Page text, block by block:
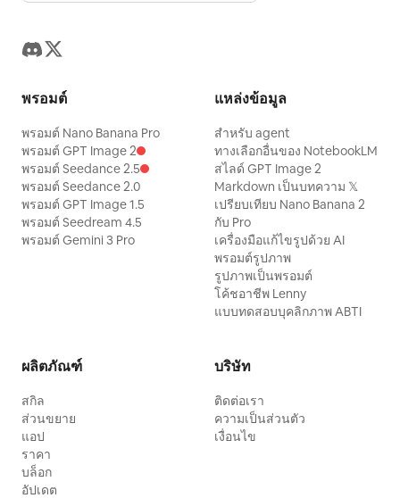
พรอมต์
พรอมต์ Nano Banana Pro
พรอมต์ GPT Image 2
พรอมต์ Seedance 2.5
พรอมต์ Seedance 2.0
พรอมต์ GPT Image 1.5
พรอมต์ Seedream 4.5
พรอมต์ Gemini 3 Pro
แหล่งข้อมูล
สำหรับ agent
ทางเลือกอื่นของ NotebookLM
สไลด์ GPT Image 2
Markdown เป็นบทความ 𝕏
เปรียบเทียบ Nano Banana 2
กับ Pro
เครื่องมือแก้ไขรูปด้วย AI
พรอมต์รูปภาพ
รูปภาพเป็นพรอมต์
โค้ชอาชีพ Lenny
แบบทดสอบบุคลิกภาพ ABTI
ผลิตภัณฑ์
สกิล
ส่วนขยาย
แอป
ราคา
บล็อก
อัปเดต
บริษัท
ติดต่อเรา
ความเป็นส่วนตัว
เงื่อนไข